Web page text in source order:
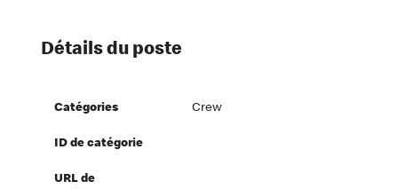
Détails du poste
Catégories Crew
ID de catégorie
URL de